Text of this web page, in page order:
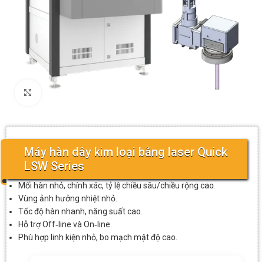
Máy hàn dây kim loại bằng laser Quick
LSW Series
Mối hàn nhỏ, chính xác, tỷ lệ chiều sâu/chiều rộng cao.
Vùng ảnh hưởng nhiệt nhỏ.
Tốc độ hàn nhanh, năng suất cao.
Hỗ trợ Off‑line và On‑line.
Phù hợp linh kiện nhỏ, bo mạch mật độ cao.